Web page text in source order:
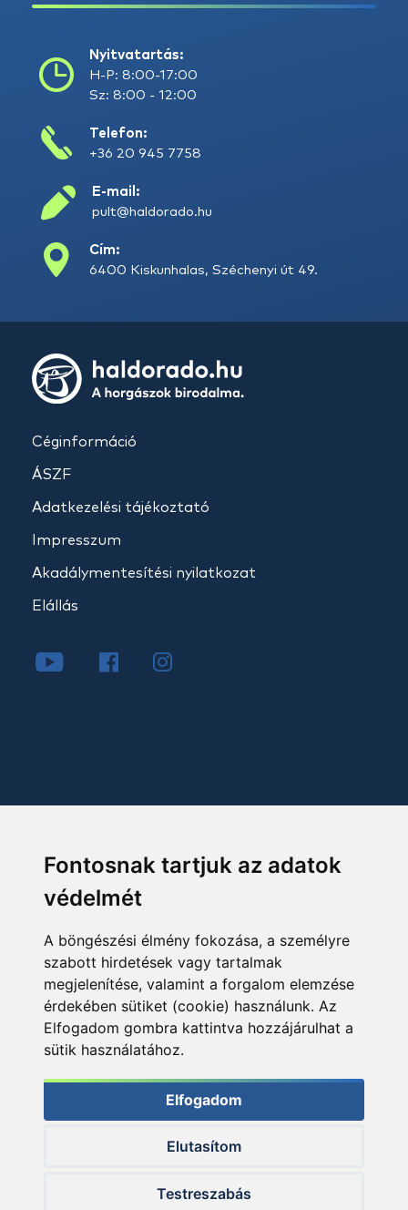
Fontosnak tartjuk az adatok
védelmét
A böngészési élmény fokozása, a személyre
szabott hirdetések vagy tartalmak
megjelenítése, valamint a forgalom elemzése
érdekében sütiket (cookie) használunk. Az
Elfogadom gombra kattintva hozzájárulhat a
sütik használatához.
Elfogadom
Elutasítom
Testreszabás
Nyitvatartás:
H-P: 8:00-17:00
Sz: 8:00 - 12:00
Telefon:
+36 20 945 7758
E-mail:
pult@haldorado.hu
Cím:
6400 Kiskunhalas, Széchenyi út 49.
Céginformáció
ÁSZF
Adatkezelési tájékoztató
Impresszum
Akadálymentesítési nyilatkozat
Elállás